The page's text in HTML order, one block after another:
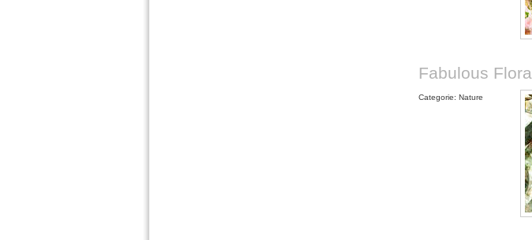
Fabulous Flora
Categorie: Nature